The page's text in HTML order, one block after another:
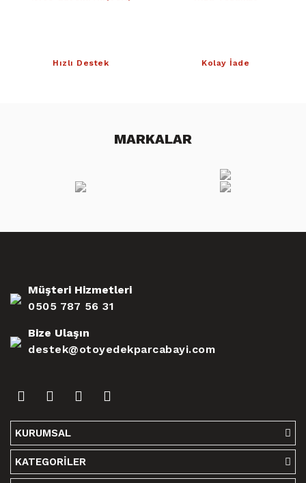
Hızlı Destek Kolay İade
MARKALAR
Müşteri Hizmetleri
0505 787 56 31
Bize Ulaşın
destek@otoyedekparcabayi.com
KURUMSAL
KATEGORİLER